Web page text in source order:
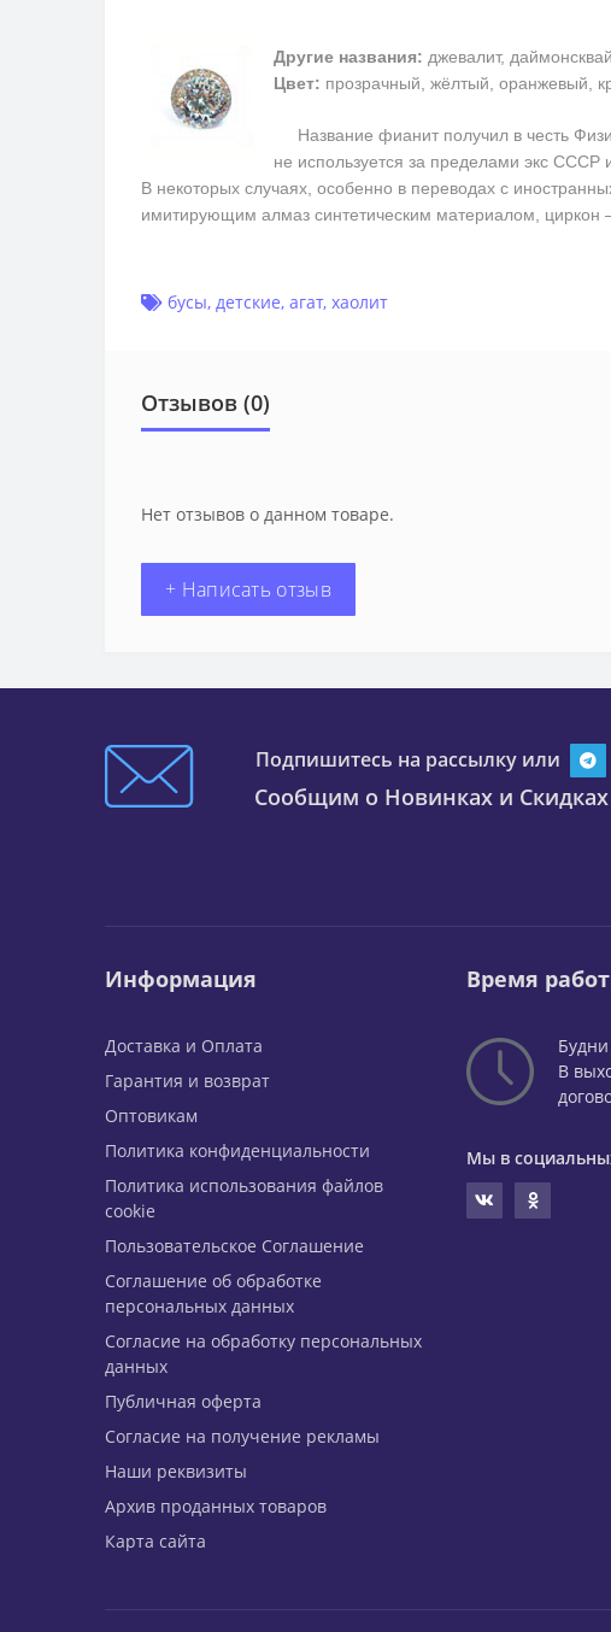
Другие названия: джевалит,
Цвет: прозрачный, жёлтый, оранжевый,
Название фианит получил в честь
не используется за пределами экс
В некоторых случаях, особенно в переводах с
имитирующим алмаз синтетическим материалом,
бусы, детские, агат, хаолит
Отзывов (0)
Нет отзывов о данном товаре.
+ Написать отзыв
Подпишитесь на рассылку или
Сообщим о Новинках и Скидках
Информация
Доставка и Оплата
Гарантия и возврат
Оптовикам
Политика конфиденциальности
Политика использования файлов
cookie
Пользовательское Соглашение
Соглашение об обработке
персональных данных
Согласие на обработку персональных
данных
Публичная оферта
Согласие на получение рекламы
Наши реквизиты
Архив проданных товаров
Карта сайта
Время
В
Мы в